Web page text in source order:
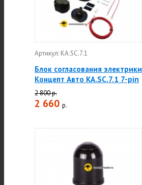
Артикул: KA.SC.7.1
Блок согласования электрики
Концепт Авто KA.SC.7.1 7-pin
2 800 р.
2 660 р.